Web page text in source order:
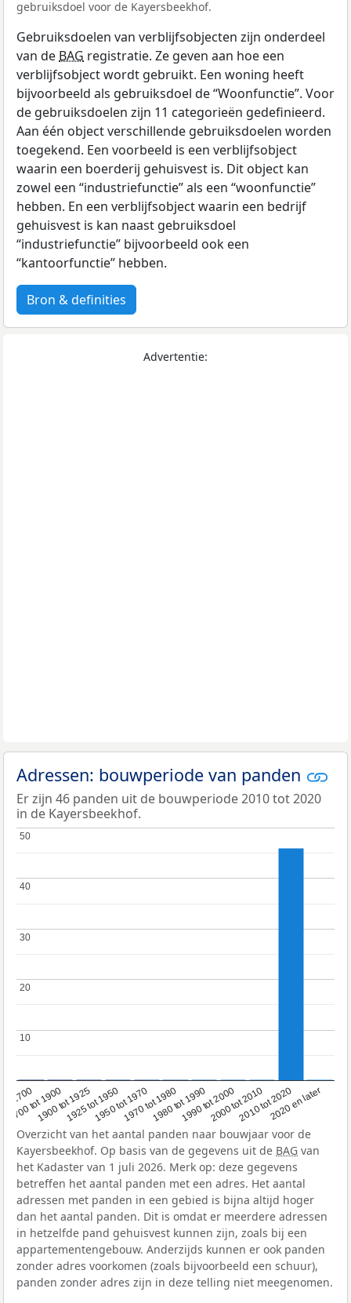
gebruiksdoel voor de Kayersbeekhof.
Gebruiksdoelen van verblijfsobjecten zijn onderdeel
van de BAG registratie. Ze geven aan hoe een
verblijfsobject wordt gebruikt. Een woning heeft
bijvoorbeeld als gebruiksdoel de “Woonfunctie”. Voor
de gebruiksdoelen zijn 11 categorieën gedefinieerd.
Aan één object verschillende gebruiksdoelen worden
toegekend. Een voorbeeld is een verblijfsobject
waarin een boerderij gehuisvest is. Dit object kan
zowel een “industriefunctie” als een “woonfunctie”
hebben. En een verblijfsobject waarin een bedrijf
gehuisvest is kan naast gebruiksdoel
“industriefunctie” bijvoorbeeld ook een
“kantoorfunctie” hebben.
Bron & definities
Advertentie:
Adressen: bouwperiode van panden
Er zijn 46 panden uit de bouwperiode 2010 tot 2020
in de Kayersbeekhof.
1700
1700 tot 1900
1900 tot 19251925 tot 19501950 tot 19701970 tot 19801980 tot 19901990 tot 20002000 tot 20102010 tot 20202020 en later
10
10
20
20
30
30
40
40
50
50
Overzicht van het aantal panden naar bouwjaar voor de
Kayersbeekhof. Op basis van de gegevens uit de BAG van
het Kadaster van 1 juli 2026. Merk op: deze gegevens
betreffen het aantal panden met een adres. Het aantal
adressen met panden in een gebied is bijna altijd hoger
dan het aantal panden. Dit is omdat er meerdere adressen
in hetzelfde pand gehuisvest kunnen zijn, zoals bij een
appartementengebouw. Anderzijds kunnen er ook panden
zonder adres voorkomen (zoals bijvoorbeeld een schuur),
panden zonder adres zijn in deze telling niet meegenomen.